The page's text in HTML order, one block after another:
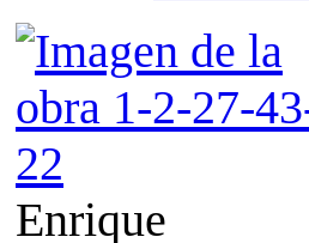
Enrique